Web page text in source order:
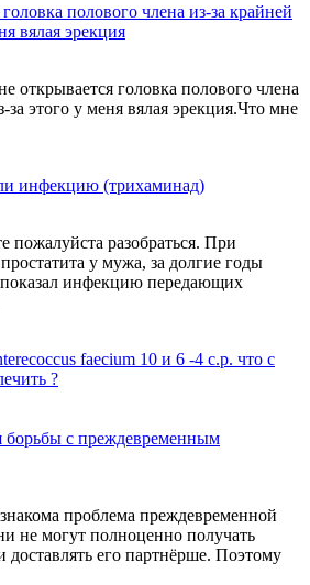
полового члена из-за крайней
вялая эрекция
открывается головка полового члена
за этого у меня вялая эрекция.Что мне
инфекцию (трихаминад)
пожалуйста разобраться. При
у мужа, за долгие годы
инфекцию передающих
faecium 10 и 6 -4 с.р. что с
?
борьбы с преждевременным
проблема преждевременной
не могут полноценно получать
доставлять его партнёрше. Поэтому